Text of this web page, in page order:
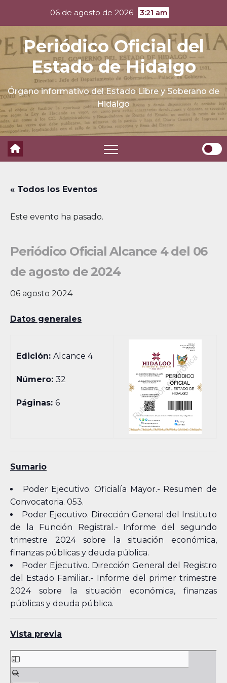
content
06 de agosto de 2026 3:21 am
Periódico Oficial del
Estado de Hidalgo
Órgano informativo del Estado Libre y Soberano de
Hidalgo
« Todos los Eventos
Este evento ha pasado.
Periódico Oficial Alcance 4 del 06
de agosto de 2024
06 agosto 2024
Datos generales
Edición:Alcance 4
Número:32
Páginas:6
Sumario
Poder Ejecutivo. Oficialía Mayor.- Resumen de
Convocatoria. 053.
Poder Ejecutivo. Dirección General del Instituto
de la Función Registral.- Informe del segundo
trimestre 2024 sobre la situación económica,
finanzas públicas y deuda pública.
Poder Ejecutivo. Dirección General del Registro
del Estado Familiar.- Informe del primer trimestre
2024 sobre la situación económica, finanzas
públicas y deuda pública.
Vista previa
Skip
to